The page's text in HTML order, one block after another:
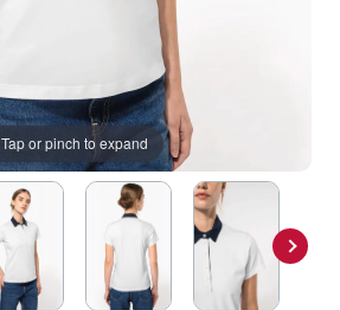
Tap or pinch to expand